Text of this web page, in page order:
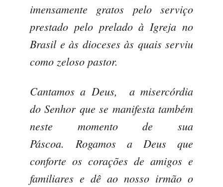
imensamente gratos pelo serviço
prestado pelo prelado à Igreja no
Brasil e às dioceses às quais serviu
como zeloso pastor.
Cantamos a Deus, a misercórdia
do Senhor que se manifesta também
neste momento de sua
Páscoa.Rogamos a Deus que
conforte os corações de amigos e
familiares e dê ao nosso irmão o